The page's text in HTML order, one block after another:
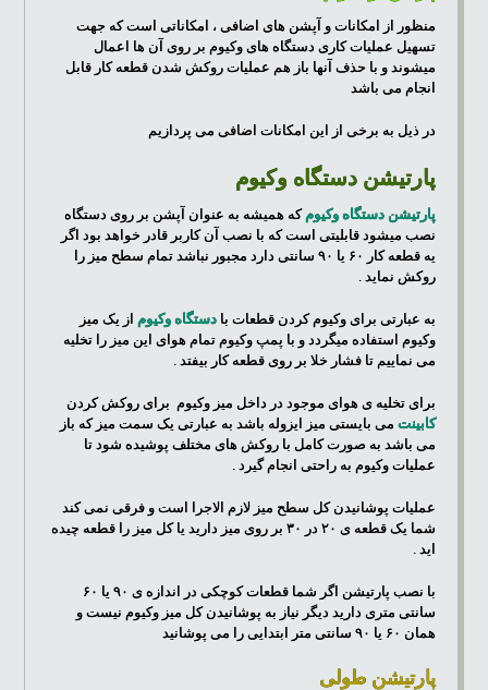
منظور از امکانات و آپشن های اضافی ، امکاناتی است که جهت
تسهیل عملیات کاری دستگاه های وکیوم بر روی آن ها اعمال
میشوند و با حذف آنها باز هم عملیات روکش شدن قطعه کار قابل
انجام می باشد
در ذیل به برخی از این امکانات اضافی می پردازیم
پارتیشن دستگاه وکیوم
پارتیشن دستگاه وکیوم که همیشه به عنوان آپشن بر روی دستگاه
نصب میشود قابلیتی است که با نصب آن کاربر قادر خواهد بود اگر
یه قطعه کار ۶۰ یا ۹۰ سانتی دارد مجبور نباشد تمام سطح میز را
روکش نماید .
به عبارتی برای وکیوم کردن قطعات بادستگاه وکیوم از یک میز
وکیوم استفاده میگردد و با پمپ وکیوم تمام هوای این میز را تخلیه
می نماییم تا فشار خلا بر روی قطعه کار بیفتد .
برای تخلیه ی هوای موجود در داخل میز وکیوم برای روکش کردن
کابینت می بایستی میز ایزوله باشد به عبارتی یک سمت میز که باز
می باشد به صورت کامل با روکش های مختلف پوشیده شود تا
عملیات وکیوم به راحتی انجام گیرد .
عملیات پوشانیدن کل سطح میز لازم الاجرا است و فرقی نمی کند
شما یک قطعه ی ۲۰ در ۳۰ بر روی میز دارید یا کل میز را قطعه چیده
اید .
با نصب پارتیشن اگر شما قطعات کوچکی در اندازه ی ۹۰ یا ۶۰
سانتی متری دارید دیگر نیاز به پوشانیدن کل میز وکیوم نیست و
همان ۶۰ یا ۹۰ سانتی متر ابتدایی را می پوشانید
پارتیشن طولی